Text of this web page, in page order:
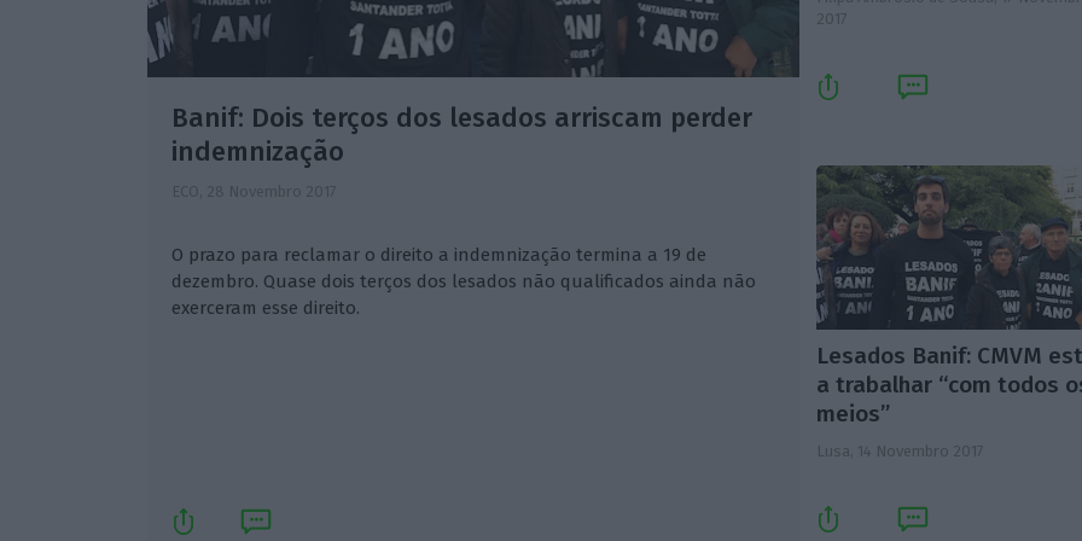
Banif: Dois terços dos lesados arriscam perder
indemnização
ECO, 28 Novembro 2017
O prazo para reclamar o direito a indemnização termina a 19 de
dezembro. Quase dois terços dos lesados não qualificados ainda não
exerceram esse direito.
2017
Lesados Banif: CMVM
a trabalhar “com todos
meios”
Lusa, 14 Novembro 2017